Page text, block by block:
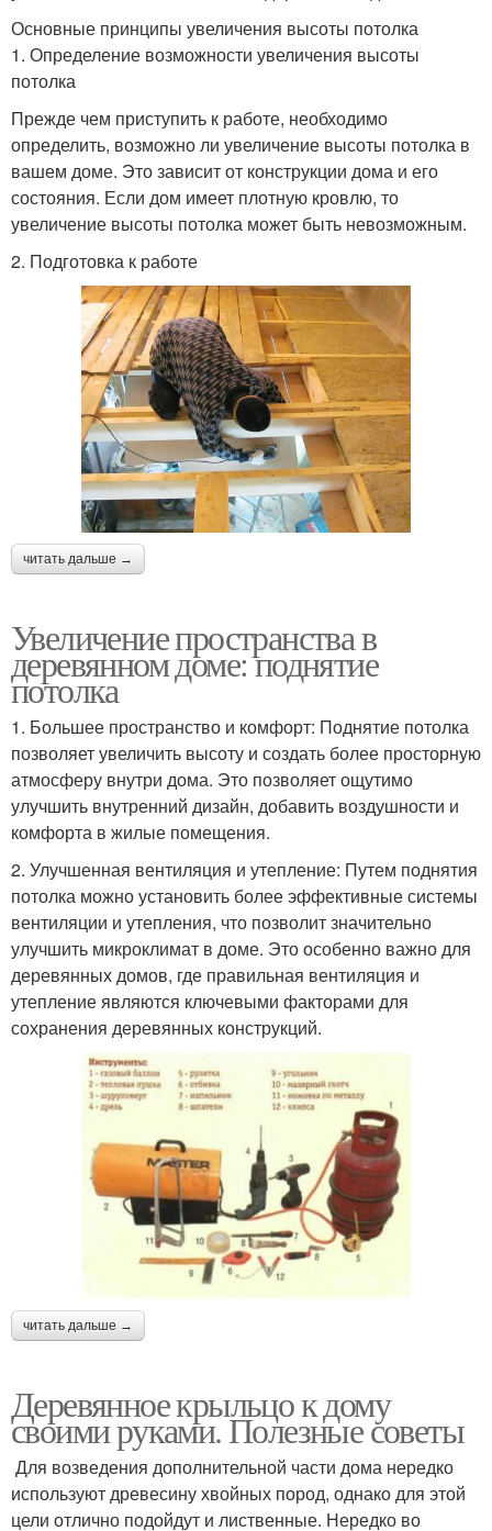
Основные принципы увеличения высоты потолка
1. Определение возможности увеличения высоты
потолка
Прежде чем приступить к работе, необходимо
определить, возможно ли увеличение высоты потолка в
вашем доме. Это зависит от конструкции дома и его
состояния. Если дом имеет плотную кровлю, то
увеличение высоты потолка может быть невозможным.
2. Подготовка к работе
читать дальше →
Увеличение пространства в
деревянном доме: поднятие
потолка
1. Большее пространство и комфорт: Поднятие потолка
позволяет увеличить высоту и создать более просторную
атмосферу внутри дома. Это позволяет ощутимо
улучшить внутренний дизайн, добавить воздушности и
комфорта в жилые помещения.
2. Улучшенная вентиляция и утепление: Путем поднятия
потолка можно установить более эффективные системы
вентиляции и утепления, что позволит значительно
улучшить микроклимат в доме. Это особенно важно для
деревянных домов, где правильная вентиляция и
утепление являются ключевыми факторами для
сохранения деревянных конструкций.
читать дальше →
Деревянное крыльцо к дому
своими руками. Полезные советы
Для возведения дополнительной части дома нередко
используют древесину хвойных пород, однако для этой
цели отлично подойдут и лиственные. Нередко во